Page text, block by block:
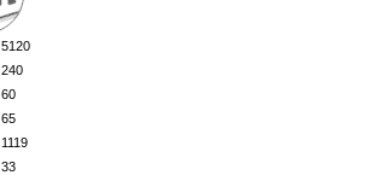
5120
240
60
65
1119
33